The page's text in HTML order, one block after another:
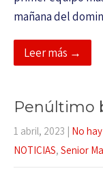
mañana del
Leer más →
Penúltimo
1 abril, 2023 | No
NOTICIAS, Senior